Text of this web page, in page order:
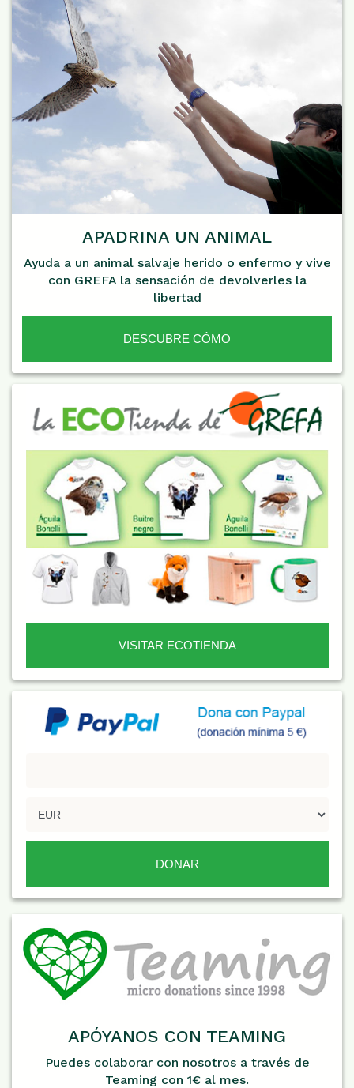
APADRINA UN ANIMAL
Ayuda a un animal salvaje herido o enfermo y vive
con GREFA la sensación de devolverles la
libertad
DESCUBRE CÓMO
VISITAR ECOTIENDA
APÓYANOS CON TEAMING
Puedes colaborar con nosotros a través de
Teaming con 1€ al mes.